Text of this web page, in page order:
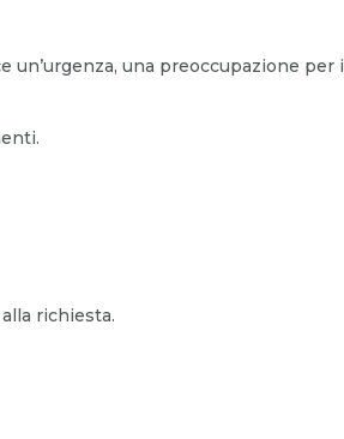
una preoccupazione per il
richiesta.